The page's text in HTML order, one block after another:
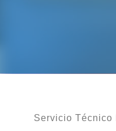
Servicio Técnico